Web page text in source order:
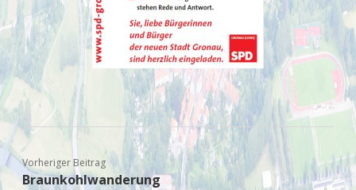
Vorheriger Beitrag
Braunkohlwanderung